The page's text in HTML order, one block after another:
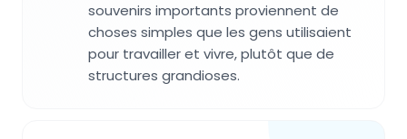
souvenirs importants proviennent de
choses simples que les gens utilisaient
pour travailler et vivre, plutôt que de
structures grandioses.